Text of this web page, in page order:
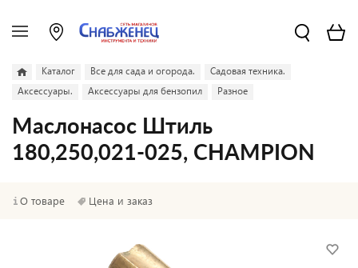
Каталог Все для сада и огорода.
Садовая техника.
Аксессуары.
Аксессуары для бензопил Разное
Маслонасос Штиль
180,250,021-025, CHAMPION
О товаре Цена и заказ